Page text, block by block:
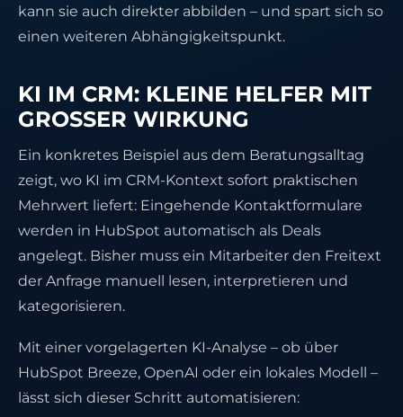
kann sie auch direkter abbilden – und spart sich so
einen weiteren Abhängigkeitspunkt.
KI IM CRM: KLEINE HELFER MIT
GROSSER WIRKUNG
Ein konkretes Beispiel aus dem Beratungsalltag
zeigt, wo KI im CRM-Kontext sofort praktischen
Mehrwert liefert: Eingehende Kontaktformulare
werden in HubSpot automatisch als Deals
angelegt. Bisher muss ein Mitarbeiter den Freitext
der Anfrage manuell lesen, interpretieren und
kategorisieren.
Mit einer vorgelagerten KI-Analyse – ob über
HubSpot Breeze, OpenAI oder ein lokales Modell –
lässt sich dieser Schritt automatisieren: